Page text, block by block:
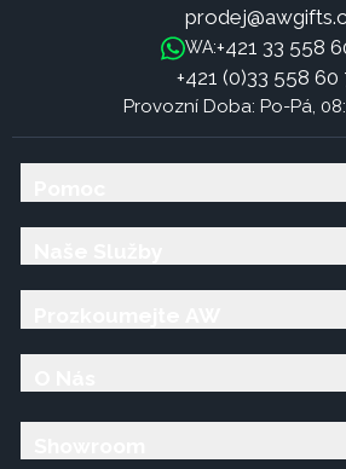
WA:+421 33 558
+421 (0)33 558 60
Provozní Doba: Po-Pá,